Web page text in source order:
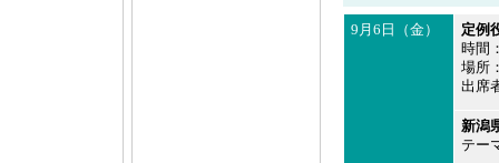
9月6日（金）
定例
時間
場所
出席
新潟
テー